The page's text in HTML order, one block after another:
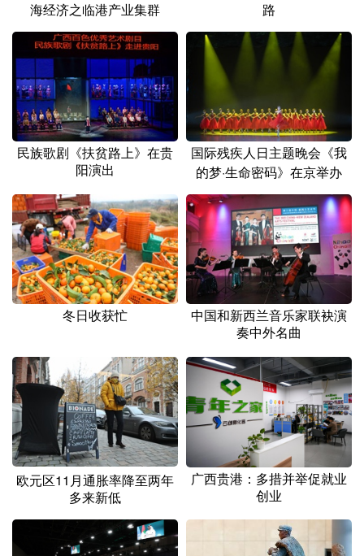
多语种频道
Español Français عربى
Русский язык
Deutsch Português
海经济之临港产业集群
路
民族歌剧《扶贫路上》在贵
阳演出
国际残疾人日主题晚会《我
的梦·生命密码》在京举办
冬日收获忙
中国和新西兰音乐家联袂演
奏中外名曲
欧元区11月通胀率降至两年
多来新低
广西贵港：多措并举促就业
创业